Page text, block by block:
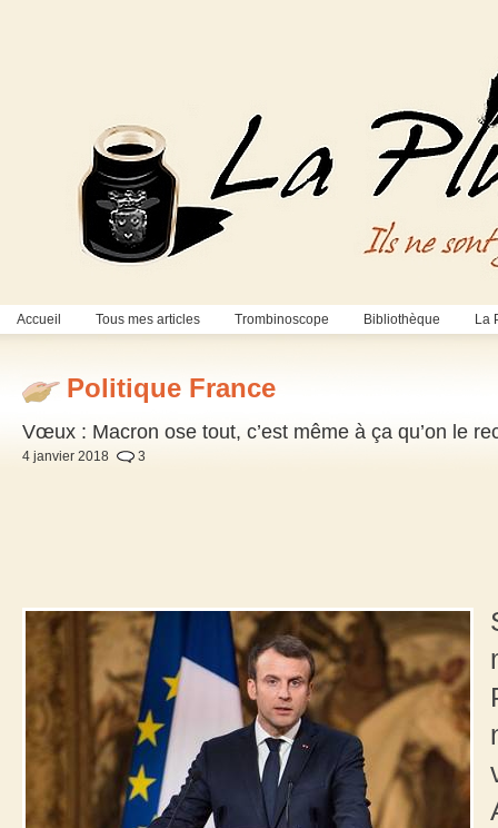
Accueil Tous mes articles Trombinoscope Bibliothèque La
Politique France
Vœux : Macron ose tout, c’est même à ça qu’on le
4 janvier 2018 3